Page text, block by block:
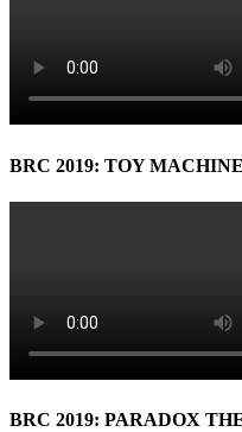
BRC 2019: TOY
BRC 2019: PARADOX